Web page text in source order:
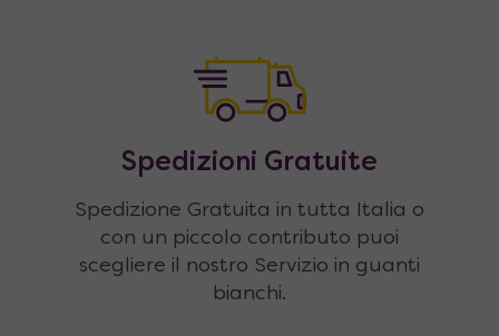
Spedizioni Gratuite
Spedizione Gratuita in tutta Italia o
con un piccolo contributo puoi
scegliere il nostro Servizio in guanti
bianchi.